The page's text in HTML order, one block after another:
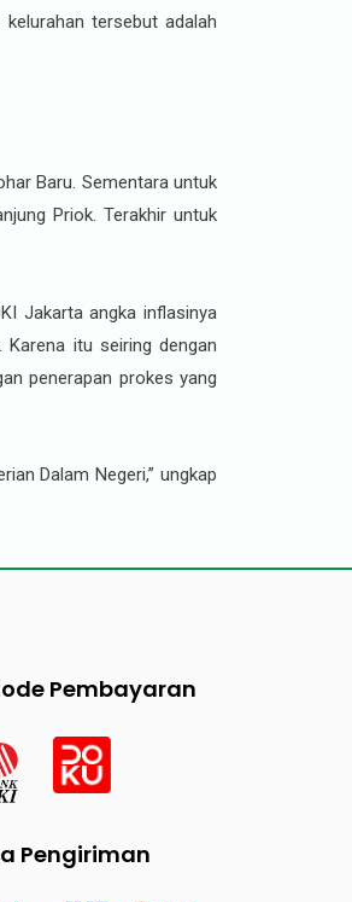
tersebut adalah
Baru. Sementara untuk
Priok. Terakhir untuk
Jakarta angka inflasinya
itu seiring dengan
penerapan prokes yang
Dalam Negeri,” ungkap
Pembayaran
Pengiriman